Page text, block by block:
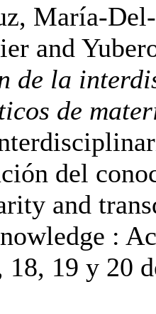
María-
and
de la
de
del
and
:
18, 19 y 20